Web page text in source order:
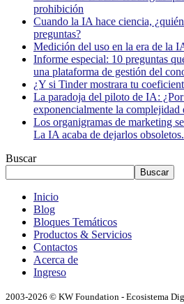
prohibición
Cuando la IA hace ciencia,
preguntas?
Medición del uso en la era de la
Informe especial: 10 preguntas
una plataforma de gestión del
¿Y si Tinder mostrara tu
La paradoja del piloto de IA:
exponencialmente la complejidad
Los organigramas de marketing
La IA acaba de dejarlos obsoletos.
Buscar
Buscar
Inicio
Blog
Bloques Temáticos
Productos & Servicios
Contactos
Acerca de
Ingreso
2003-2026 © KW Foundation - Ecosistema